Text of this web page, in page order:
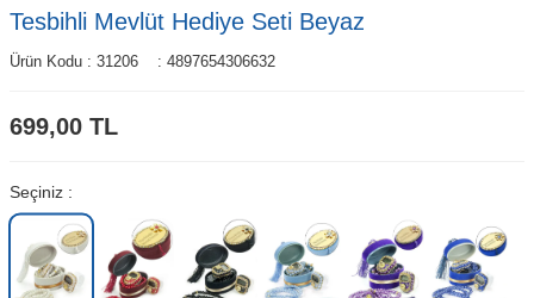
Tesbihli Mevlüt Hediye Seti Beyaz
Ürün Kodu : 31206 : 4897654306632
699,00 TL
Seçiniz :